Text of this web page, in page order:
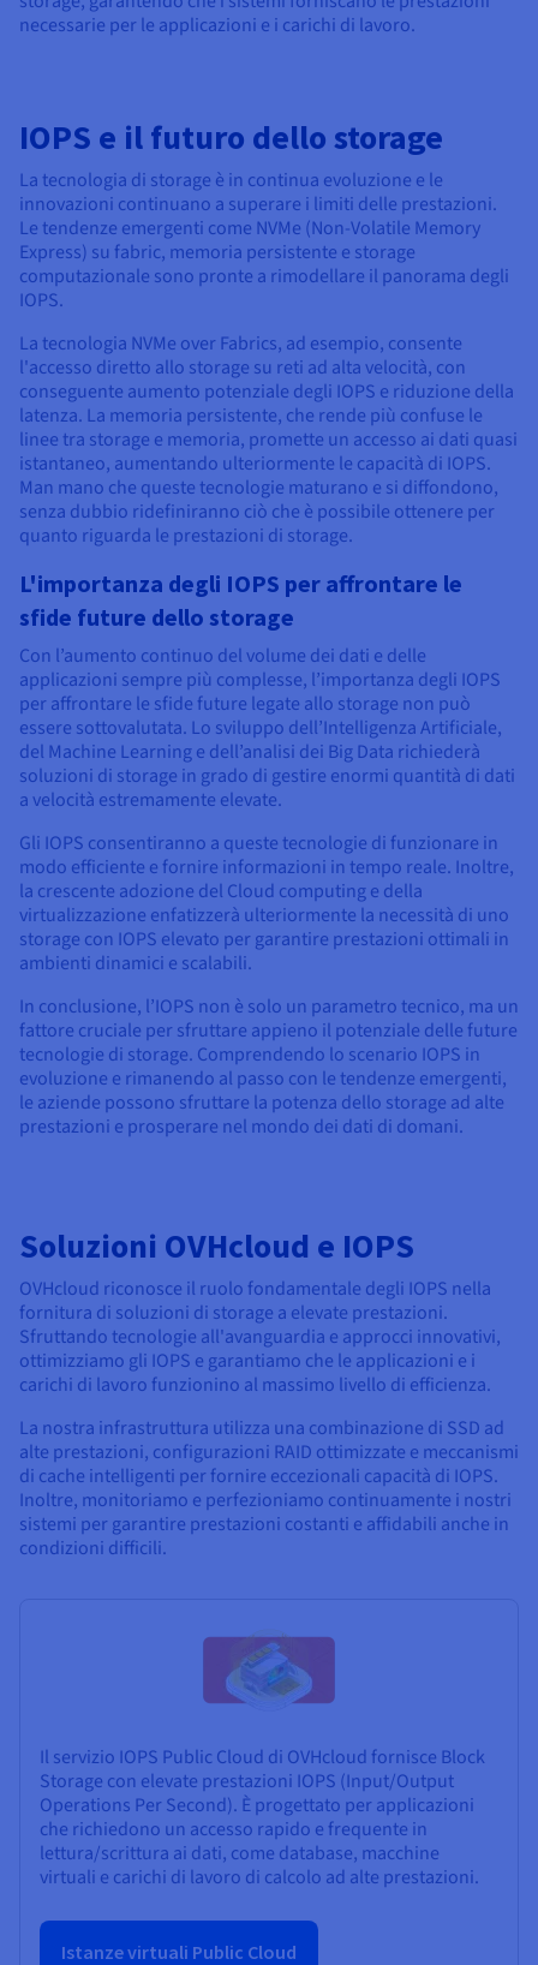
necessarie per le applicazioni e i carichi di lavoro.
IOPS e il futuro dello storage
La tecnologia di storage è in continua evoluzione e le
innovazioni continuano a superare i limiti delle prestazioni.
Le tendenze emergenti come NVMe (Non-Volatile Memory
Express) su fabric, memoria persistente e storage
computazionale sono pronte a rimodellare il panorama degli
IOPS.
La tecnologia NVMe over Fabrics, ad esempio, consente
l'accesso diretto allo storage su reti ad alta velocità, con
conseguente aumento potenziale degli IOPS e riduzione della
latenza. La memoria persistente, che rende più confuse le
linee tra storage e memoria, promette un accesso ai dati quasi
istantaneo, aumentando ulteriormente le capacità di IOPS.
Man mano che queste tecnologie maturano e si diffondono,
senza dubbio ridefiniranno ciò che è possibile ottenere per
quanto riguarda le prestazioni di storage.
L'importanza degli IOPS per affrontare le
sfide future dello storage
Con l’aumento continuo del volume dei dati e delle
applicazioni sempre più complesse, l’importanza degli IOPS
per affrontare le sfide future legate allo storage non può
essere sottovalutata. Lo sviluppo dell’Intelligenza Artificiale,
del Machine Learning e dell’analisi dei Big Data richiederà
soluzioni di storage in grado di gestire enormi quantità di dati
a velocità estremamente elevate.
Gli IOPS consentiranno a queste tecnologie di funzionare in
modo efficiente e fornire informazioni in tempo reale. Inoltre,
la crescente adozione del Cloud computing e della
virtualizzazione enfatizzerà ulteriormente la necessità di uno
storage con IOPS elevato per garantire prestazioni ottimali in
ambienti dinamici e scalabili.
In conclusione, l’IOPS non è solo un parametro tecnico, ma un
fattore cruciale per sfruttare appieno il potenziale delle future
tecnologie di storage. Comprendendo lo scenario IOPS in
evoluzione e rimanendo al passo con le tendenze emergenti,
le aziende possono sfruttare la potenza dello storage ad alte
prestazioni e prosperare nel mondo dei dati di domani.
Soluzioni OVHcloud e IOPS
OVHcloud riconosce il ruolo fondamentale degli IOPS nella
fornitura di soluzioni di storage a elevate prestazioni.
Sfruttando tecnologie all'avanguardia e approcci innovativi,
ottimizziamo gli IOPS e garantiamo che le applicazioni e i
carichi di lavoro funzionino al massimo livello di efficienza.
La nostra infrastruttura utilizza una combinazione di SSD ad
alte prestazioni, configurazioni RAID ottimizzate e meccanismi
di cache intelligenti per fornire eccezionali capacità di IOPS.
Inoltre, monitoriamo e perfezioniamo continuamente i nostri
sistemi per garantire prestazioni costanti e affidabili anche in
condizioni difficili.
Il servizio IOPS Public Cloud di OVHcloud fornisce Block
Storage con elevate prestazioni IOPS (Input/Output
Operations Per Second). È progettato per applicazioni
che richiedono un accesso rapido e frequente in
lettura/scrittura ai dati, come database, macchine
virtuali e carichi di lavoro di calcolo ad alte prestazioni.
Istanze virtuali Public Cloud